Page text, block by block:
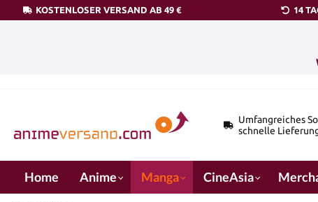
Zur Hauptnavigation springen
KOSTENLOSER VERSAND AB 49 € 14
Umfangreiches
schnelle
Home Anime Manga CineAsia